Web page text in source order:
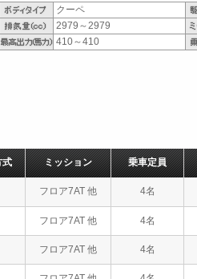
クーペ
2979～2979
410～410
式 ミッション 乗車定員
フロア7AT 他 4名
フロア7AT 他 4名
フロア7AT 他 4名